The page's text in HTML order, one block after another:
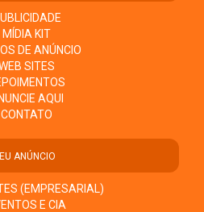
MÍDIA KIT
DE ANÚNCIO
SITES
AQUI
CONTATO
ANÚNCIO
(EMPRESARIAL)
E CIA